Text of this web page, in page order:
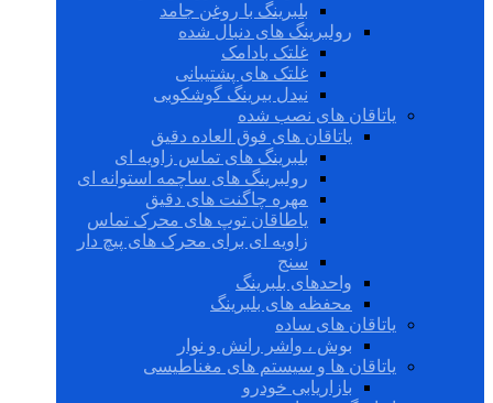
بلبرینگ با روغن جامد
رولبرینگ های دنبال شده
غلتک بادامک
غلتک های پشتیبانی
نیدل بیرینگ گوشکوبی
یاتاقان های نصب شده
یاتاقان های فوق العاده دقیق
بلبرینگ های تماس زاویه ای
رولبرینگ های ساچمه استوانه ای
مهره چاگنت های دقیق
یاطاقان توپ های محرک تماس
زاویه ای برای محرک های پیچ دار
سنج
واحدهای بلبرینگ
محفظه های بلبرینگ
یاتاقان های ساده
بوش ، واشر رانش و نوار
یاتاقان ها و سیستم های مغناطیسی
بازاریابی خودرو